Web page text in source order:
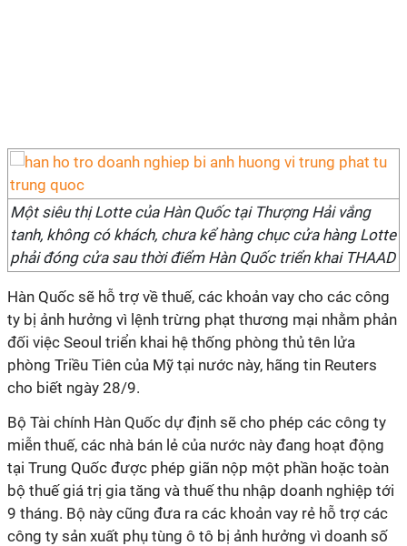
Một siêu thị Lotte của Hàn Quốc tại Thượng Hải vắng
tanh, không có khách, chưa kể hàng chục cửa hàng Lotte
phải đóng cửa sau thời điểm Hàn Quốc triển khai THAAD
Hàn Quốc sẽ hỗ trợ về thuế, các khoản vay cho các công
ty bị ảnh hưởng vì lệnh trừng phạt thương mại nhằm phản
đối việc Seoul triển khai hệ thống phòng thủ tên lửa
phòng Triều Tiên của Mỹ tại nước này, hãng tin Reuters
cho biết ngày 28/9.
Bộ Tài chính Hàn Quốc dự định sẽ cho phép các công ty
miễn thuế, các nhà bán lẻ của nước này đang hoạt động
tại Trung Quốc được phép giãn nộp một phần hoặc toàn
bộ thuế giá trị gia tăng và thuế thu nhập doanh nghiệp tới
9 tháng. Bộ này cũng đưa ra các khoản vay rẻ hỗ trợ các
công ty sản xuất phụ tùng ô tô bị ảnh hưởng vì doanh số